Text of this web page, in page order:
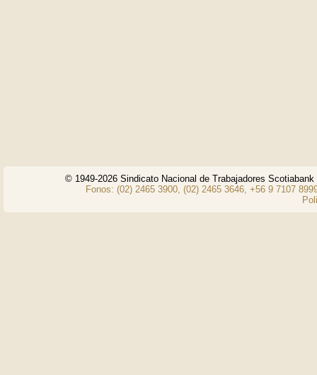
© 1949-2026 Sindicato Nacional de Trabajadores
Fonos: (02) 2465 3900, (02) 2465 3646, +56 9 7107